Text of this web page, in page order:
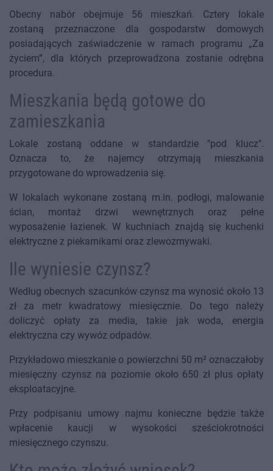
Obecny nabór obejmuje 56 mieszkań. Cztery lokale
zostaną przeznaczone dla gospodarstw domowych
posiadających zaświadczenie w ramach programu „Za
życiem”, dla których przeprowadzona zostanie odrębna
procedura.
Mieszkania będą gotowe do
zamieszkania
Lokale zostaną oddane w standardzie "pod klucz".
Oznacza to, że najemcy otrzymają mieszkania
przygotowane do wprowadzenia się.
W lokalach wykonane zostaną m.in. podłogi, malowanie
ścian, montaż drzwi wewnętrznych oraz pełne
wyposażenie łazienek. W kuchniach znajdą się kuchenki
elektryczne z piekarnikami oraz zlewozmywaki.
Ile wyniesie czynsz?
Według obecnych szacunków czynsz ma wynosić około 13
zł za metr kwadratowy miesięcznie. Do tego należy
doliczyć opłaty za media, takie jak woda, energia
elektryczna czy wywóz odpadów.
Przykładowo mieszkanie o powierzchni 50 m² oznaczałoby
miesięczny czynsz na poziomie około 650 zł plus opłaty
eksploatacyjne.
Przy podpisaniu umowy najmu konieczne będzie także
wpłacenie kaucji w wysokości sześciokrotności
miesięcznego czynszu.